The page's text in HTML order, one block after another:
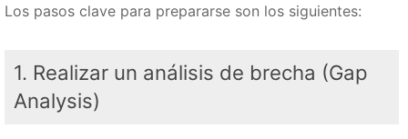
Los pasos clave para prepararse son los siguientes:
1. Realizar un análisis de brecha (Gap
Analysis)